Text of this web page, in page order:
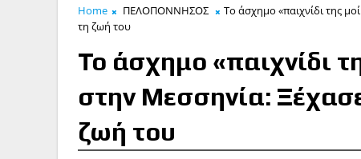
Home ΠΕΛΟΠΟΝΝΗΣΟΣ
Το άσχημο «παιχνίδι της
τη ζωή του
Το άσχημο «παιχνίδι
στην Μεσσηνία:
ζωή του